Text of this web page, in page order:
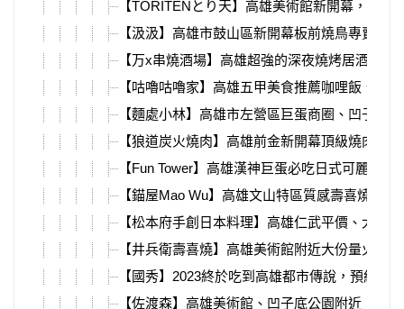
【TORITENとり天】高雄美術館新開幕，預約
【汲汲】高雄市鼓山區新開幕板前燒鳥專賣，
【万x串燒酒場】高雄超強的深夜燒烤居酒屋
【咕嚕咕嚕家】高雄五甲美食推薦咖哩飯、丼
【麵處小林】高雄市左營區巨蛋商圈、凹子底
【狼道炭火燒肉】高雄前金新開幕頂級燒肉店
【Fun Tower】高雄漢神巨蛋必吃日式可麗餅，
【錨屋Mao Wu】高雄文山特區質感壽喜燒，
【松本府手創日本料理】高雄仁武平價、大份
【井兵衛壽喜燒】高雄美術館附近大份量火鍋
【國秀】2023終於吃到高雄都市傳說，預約困
【佐渡森】高雄美術館、凹子底公園附近，大